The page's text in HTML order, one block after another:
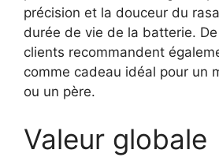
précision et la douceur du
durée de vie de la batterie.
clients recommandent
comme cadeau idéal pour un
ou un père.
Valeur globale